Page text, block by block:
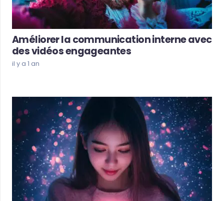
Améliorer la communication interne avec
des vidéos engageantes
il y a 1 an